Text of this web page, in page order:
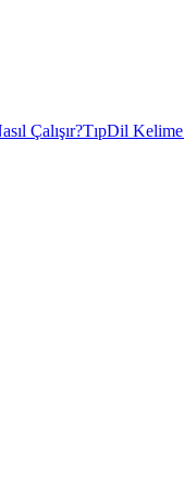
Çalışır?TıpDil